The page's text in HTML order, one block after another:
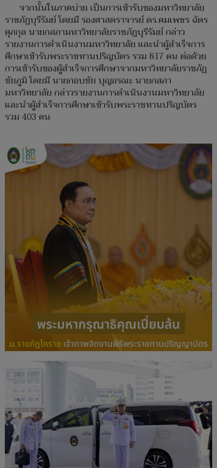
จากนั้นในภาคบ่าย เป็นการเข้ารับของมหาวิทยาลัย
ราชภัฏบุรีรัมย์ โดยมี รองศาสตราจารย์ ดร.คมเพชร ฉัตร
ศุภกุล นายกสภามหาวิทยาลัยราชภัฏบุรีรัมย์ กล่าว
รายงานการดำเนินงานมหาวิทยาลัย และนำผู้สำเร็จการ
ศึกษาเข้ารับพระราชทานปริญบัตร รวม 817 คน ต่อด้วย
การเข้ารับของผู้สำเร็จการศึกษาจากมหาวิทยาลัยราชภัฏ
ชัยภูมิ โดยมี นายกอบชัย บุญอรณะ นายกสภา
มหาวิทยาลัย กล่าวรายงานการดำเนินงานมหาวิทยาลัย
และนำผู้สำเร็จการศึกษาเข้ารับพระราชทานปริญบัตร
รวม 403 คน